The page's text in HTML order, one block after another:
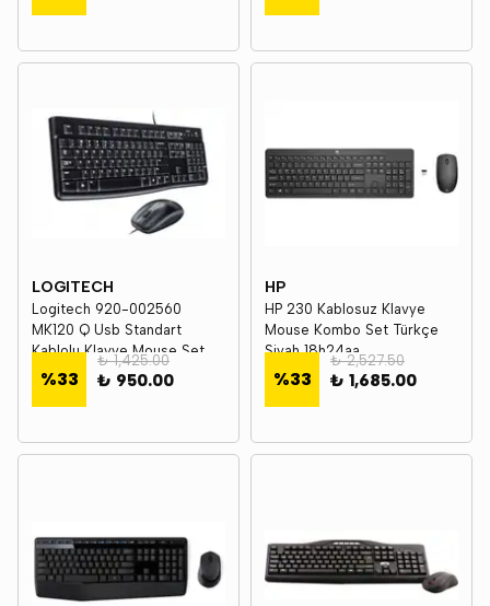
LOGITECH
Logitech 920-002560
MK120 Q Usb Standart
Kablolu Klavye Mouse Set
%33
₺ 1,425.00
₺ 950.00
HP
HP 230 Kablosuz Klavye
Mouse Kombo Set Türkçe
Siyah 18h24aa
%33
₺ 2,527.50
₺ 1,685.00